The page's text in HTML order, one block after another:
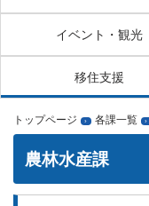
イベント・観光
移住支援
トップページ › 各課一覧 ›
農林水産課